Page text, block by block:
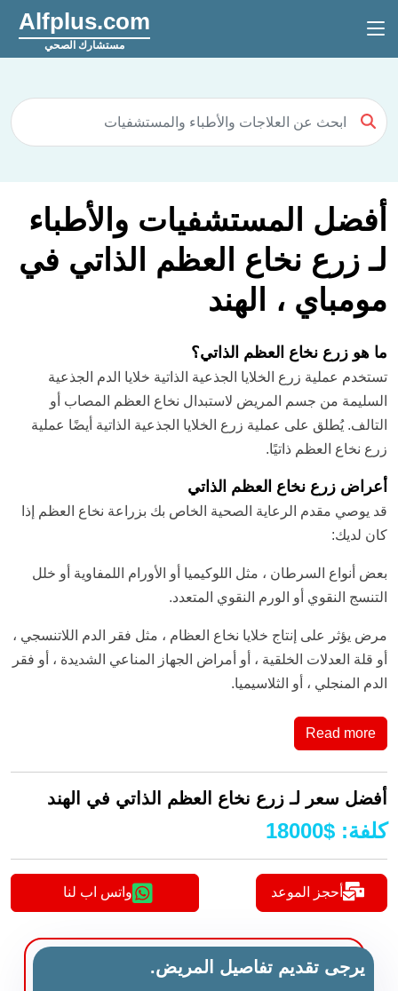
Alfplus.com
مستشارك الصحي
أفضل المستشفيات والأطباء
لـ زرع نخاع العظم الذاتي في
مومباي ، الهند
ما هو زرع نخاع العظم الذاتي؟
تستخدم عملية زرع الخلايا الجذعية الذاتية خلايا الدم الجذعية
السليمة من جسم المريض لاستبدال نخاع العظم المصاب أو
التالف. يُطلق على عملية زرع الخلايا الجذعية الذاتية أيضًا عملية
زرع نخاع العظم ذاتيًا.
أعراض زرع نخاع العظم الذاتي
قد يوصي مقدم الرعاية الصحية الخاص بك بزراعة نخاع العظم إذا
كان لديك:
بعض أنواع السرطان ، مثل اللوكيميا أو الأورام اللمفاوية أو خلل
التنسج النقوي أو الورم النقوي المتعدد.
مرض يؤثر على إنتاج خلايا نخاع العظام ، مثل فقر الدم اللاتنسجي ،
أو قلة العدلات الخلقية ، أو أمراض الجهاز المناعي الشديدة ، أو فقر
الدم المنجلي ، أو الثلاسيميا.
Read more
أفضل سعر لـ زرع نخاع العظم الذاتي في الهند
كلفة:
$
18000
أحجز الموعد واتس اب لنا
يرجى تقديم تفاصيل المريض.